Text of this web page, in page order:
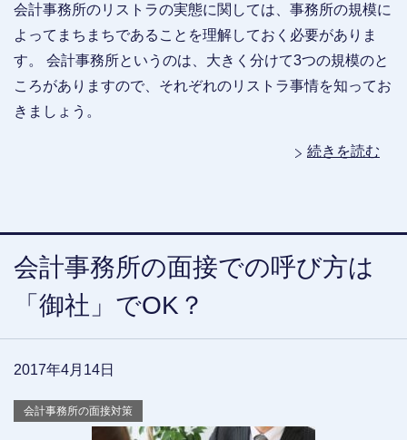
会計事務所のリストラの実態に関しては、事務所の規模に
よってまちまちであることを理解しておく必要がありま
す。 会計事務所というのは、大きく分けて3つの規模のと
ころがありますので、それぞれのリストラ事情を知ってお
きましょう。
続きを読む
会計事務所の面接での呼び方は
「御社」でOK？
2017年4月14日
会計事務所の面接対策